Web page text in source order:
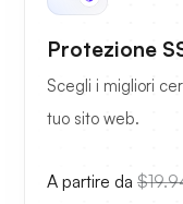
Protezione
Scegli i migliori
tuo sito web.
A partire da